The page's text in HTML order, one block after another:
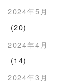
2024年5月
(20)
2024年4月
(14)
2024年3月